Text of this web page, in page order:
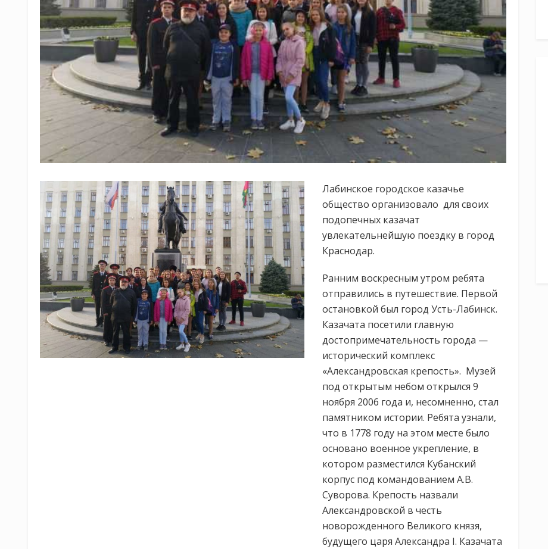
Лабинское городское казачье
общество организовало для своих
подопечных казачат
увлекательнейшую поездку в город
Краснодар.
Ранним воскресным утром ребята
отправились в путешествие. Первой
остановкой был город Усть-Лабинск.
Казачата посетили главную
достопримечательность города —
исторический комплекс
«Александровская крепость». Музей
под открытым небом открылся 9
ноября 2006 года и, несомненно, стал
памятником истории. Ребята узнали,
что в 1778 году на этом месте было
основано военное укрепление, в
котором разместился Кубанский
корпус под командованием А.В.
Суворова. Крепость назвали
Александровской в честь
новорожденного Великого князя,
будущего царя Александра I. Казачата